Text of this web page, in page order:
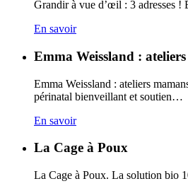
Grandir à vue d’œil : 3 adresses
En savoir
Emma Weissland :
Emma Weissland : ateliers
périnatal bienveillant et soutien…
En savoir
La Cage à Poux
La Cage à Poux. La solution bio